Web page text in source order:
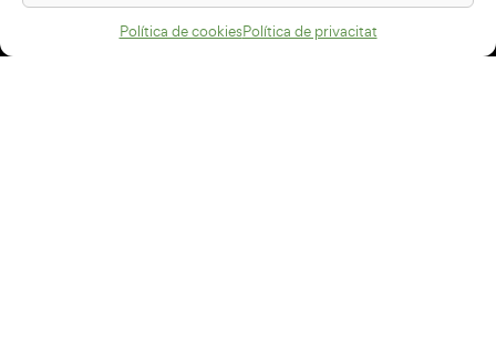
Política de cookiesPolítica de privacitat